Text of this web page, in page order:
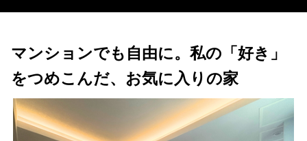
マンションでも自由に。私の「好き」
をつめこんだ、お気に入りの家